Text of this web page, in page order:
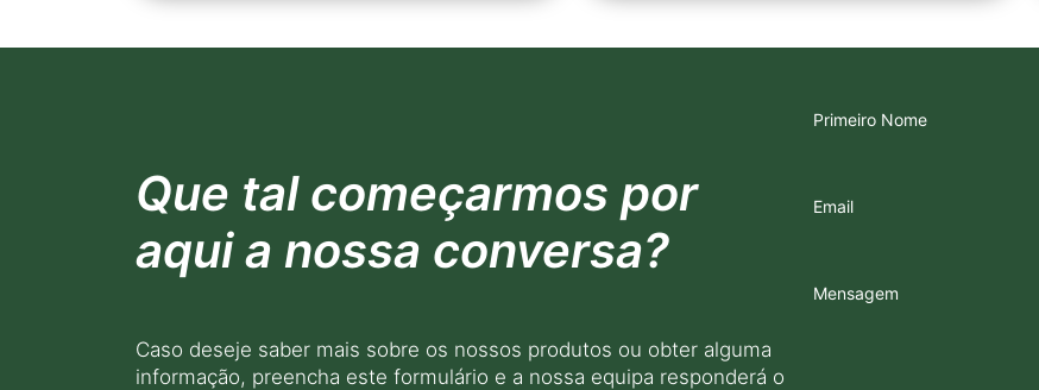
Que tal começarmos por
aqui a nossa conversa?
Caso deseje saber mais sobre os nossos produtos ou obter alguma
informação, preencha este formulário e a nossa equipa responderá o
Primeiro Nome
Email
Mensagem